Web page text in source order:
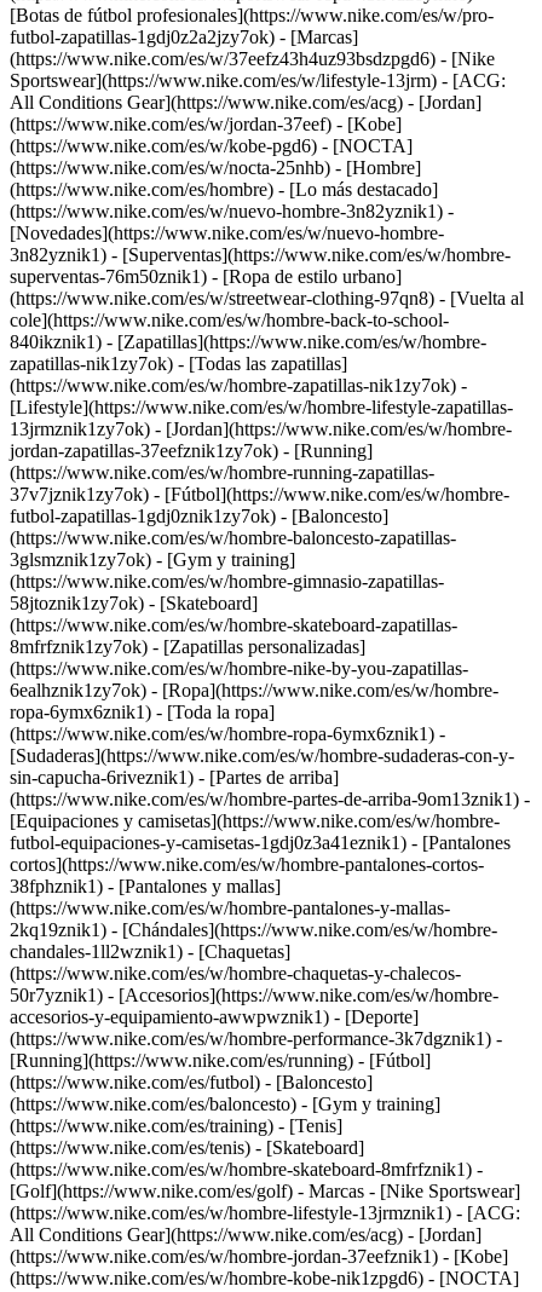
[Botas de fútbol profesionales](https://www.nike.com/es/w/pro-
futbol-zapatillas-1gdj0z2a2jzy7ok) - [Marcas]
(https://www.nike.com/es/w/37eefz43h4uz93bsdzpgd6) - [Nike
Sportswear](https://www.nike.com/es/w/lifestyle-13jrm) - [ACG:
All Conditions Gear](https://www.nike.com/es/acg) - [Jordan]
(https://www.nike.com/es/w/jordan-37eef) - [Kobe]
(https://www.nike.com/es/w/kobe-pgd6) - [NOCTA]
(https://www.nike.com/es/w/nocta-25nhb) - [Hombre]
(https://www.nike.com/es/hombre) - [Lo más destacado]
(https://www.nike.com/es/w/nuevo-hombre-3n82yznik1) -
[Novedades](https://www.nike.com/es/w/nuevo-hombre-
3n82yznik1) - [Superventas](https://www.nike.com/es/w/hombre-
superventas-76m50znik1) - [Ropa de estilo urbano]
(https://www.nike.com/es/w/streetwear-clothing-97qn8) - [Vuelta al
cole](https://www.nike.com/es/w/hombre-back-to-school-
840ikznik1) - [Zapatillas](https://www.nike.com/es/w/hombre-
zapatillas-nik1zy7ok) - [Todas las zapatillas]
(https://www.nike.com/es/w/hombre-zapatillas-nik1zy7ok) -
[Lifestyle](https://www.nike.com/es/w/hombre-lifestyle-zapatillas-
13jrmznik1zy7ok) - [Jordan](https://www.nike.com/es/w/hombre-
jordan-zapatillas-37eefznik1zy7ok) - [Running]
(https://www.nike.com/es/w/hombre-running-zapatillas-
37v7jznik1zy7ok) - [Fútbol](https://www.nike.com/es/w/hombre-
futbol-zapatillas-1gdj0znik1zy7ok) - [Baloncesto]
(https://www.nike.com/es/w/hombre-baloncesto-zapatillas-
3glsmznik1zy7ok) - [Gym y training]
(https://www.nike.com/es/w/hombre-gimnasio-zapatillas-
58jtoznik1zy7ok) - [Skateboard]
(https://www.nike.com/es/w/hombre-skateboard-zapatillas-
8mfrfznik1zy7ok) - [Zapatillas personalizadas]
(https://www.nike.com/es/w/hombre-nike-by-you-zapatillas-
6ealhznik1zy7ok) - [Ropa](https://www.nike.com/es/w/hombre-
ropa-6ymx6znik1) - [Toda la ropa]
(https://www.nike.com/es/w/hombre-ropa-6ymx6znik1) -
[Sudaderas](https://www.nike.com/es/w/hombre-sudaderas-con-y-
sin-capucha-6riveznik1) - [Partes de arriba]
(https://www.nike.com/es/w/hombre-partes-de-arriba-9om13znik1) -
[Equipaciones y camisetas](https://www.nike.com/es/w/hombre-
futbol-equipaciones-y-camisetas-1gdj0z3a41eznik1) - [Pantalones
cortos](https://www.nike.com/es/w/hombre-pantalones-cortos-
38fphznik1) - [Pantalones y mallas]
(https://www.nike.com/es/w/hombre-pantalones-y-mallas-
2kq19znik1) - [Chándales](https://www.nike.com/es/w/hombre-
chandales-1ll2wznik1) - [Chaquetas]
(https://www.nike.com/es/w/hombre-chaquetas-y-chalecos-
50r7yznik1) - [Accesorios](https://www.nike.com/es/w/hombre-
accesorios-y-equipamiento-awwpwznik1) - [Deporte]
(https://www.nike.com/es/w/hombre-performance-3k7dgznik1) -
[Running](https://www.nike.com/es/running) - [Fútbol]
(https://www.nike.com/es/futbol) - [Baloncesto]
(https://www.nike.com/es/baloncesto) - [Gym y training]
(https://www.nike.com/es/training) - [Tenis]
(https://www.nike.com/es/tenis) - [Skateboard]
(https://www.nike.com/es/w/hombre-skateboard-8mfrfznik1) -
[Golf](https://www.nike.com/es/golf) - Marcas - [Nike Sportswear]
(https://www.nike.com/es/w/hombre-lifestyle-13jrmznik1) - [ACG:
All Conditions Gear](https://www.nike.com/es/acg) - [Jordan]
(https://www.nike.com/es/w/hombre-jordan-37eefznik1) - [Kobe]
(https://www.nike.com/es/w/hombre-kobe-nik1zpgd6) - [NOCTA]